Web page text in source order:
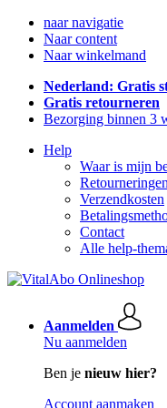
naar navigatie
Naar content
Naar winkelmand
Nederland: Gratis
Gratis retourneren
Bezorging binnen 3
Help
Waar is mijn
Retourneringen
Verzendkosten
Contact
Alle help-
Aanmelden
Nu aanmelden
Ben je nieuw hier?
Account aanmaken